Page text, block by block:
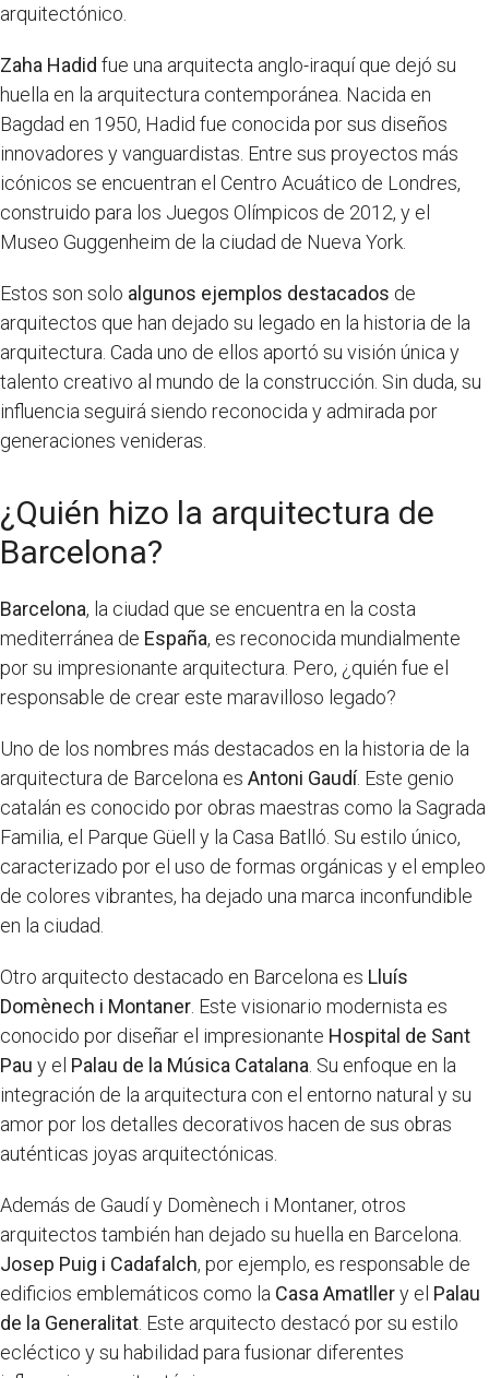
arquitectónico.
Zaha Hadid fue una arquitecta anglo-iraquí que dejó su
huella en la arquitectura contemporánea. Nacida en
Bagdad en 1950, Hadid fue conocida por sus diseños
innovadores y vanguardistas. Entre sus proyectos más
icónicos se encuentran el Centro Acuático de Londres,
construido para los Juegos Olímpicos de 2012, y el
Museo Guggenheim de la ciudad de Nueva York.
Estos son solo algunos ejemplos destacados de
arquitectos que han dejado su legado en la historia de la
arquitectura. Cada uno de ellos aportó su visión única y
talento creativo al mundo de la construcción. Sin duda, su
influencia seguirá siendo reconocida y admirada por
generaciones venideras.
¿Quién hizo la arquitectura de
Barcelona?
Barcelona, la ciudad que se encuentra en la costa
mediterránea de España, es reconocida mundialmente
por su impresionante arquitectura. Pero, ¿quién fue el
responsable de crear este maravilloso legado?
Uno de los nombres más destacados en la historia de la
arquitectura de Barcelona es Antoni Gaudí. Este genio
catalán es conocido por obras maestras como la Sagrada
Familia, el Parque Güell y la Casa Batlló. Su estilo único,
caracterizado por el uso de formas orgánicas y el empleo
de colores vibrantes, ha dejado una marca inconfundible
en la ciudad.
Otro arquitecto destacado en Barcelona es Lluís
Domènech i Montaner . Este visionario modernista es
conocido por diseñar el impresionante Hospital de Sant
Pau y el Palau de la Música Catalana . Su enfoque en la
integración de la arquitectura con el entorno natural y su
amor por los detalles decorativos hacen de sus obras
auténticas joyas arquitectónicas.
Además de Gaudí y Domènech i Montaner, otros
arquitectos también han dejado su huella en Barcelona.
Josep Puig i Cadafalch, por ejemplo, es responsable de
edificios emblemáticos como la Casa Amatllery el Palau
de la Generalitat . Este arquitecto destacó por su estilo
ecléctico y su habilidad para fusionar diferentes